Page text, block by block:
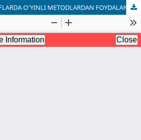
BOSHLANG‘ICH SINFLARDA O‘YINLI METODLARDAN FOYDALANISHNING PEDAGOGIK ASOSLARI